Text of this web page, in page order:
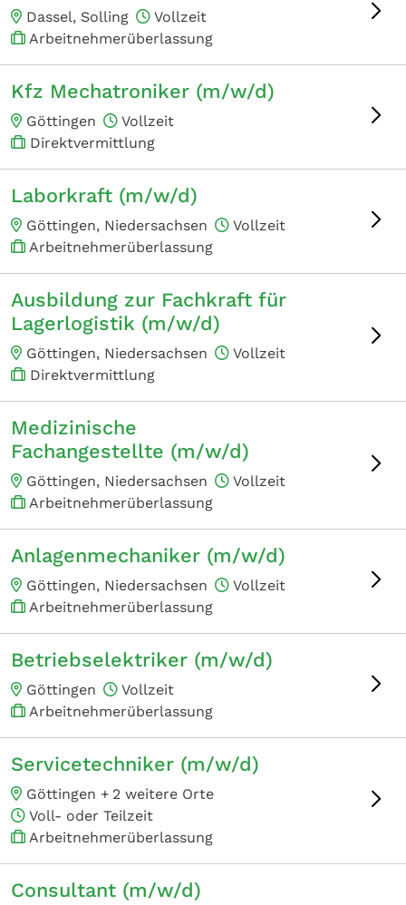
Dassel, Solling
Vollzeit
Arbeitnehmerüberlassung
Kfz Mechatroniker (m/w/d)
Göttingen
Vollzeit
Direktvermittlung
Laborkraft (m/w/d)
Göttingen, Niedersachsen
Vollzeit
Arbeitnehmerüberlassung
Ausbildung zur Fachkraft für
Lagerlogistik (m/w/d)
Göttingen, Niedersachsen
Vollzeit
Direktvermittlung
Medizinische
Fachangestellte (m/w/d)
Göttingen, Niedersachsen
Vollzeit
Arbeitnehmerüberlassung
Anlagenmechaniker (m/w/d)
Göttingen, Niedersachsen
Vollzeit
Arbeitnehmerüberlassung
Betriebselektriker (m/w/d)
Göttingen
Vollzeit
Arbeitnehmerüberlassung
Servicetechniker (m/w/d)
Göttingen + 2 weitere Orte
Voll- oder Teilzeit
Arbeitnehmerüberlassung
Consultant (m/w/d)